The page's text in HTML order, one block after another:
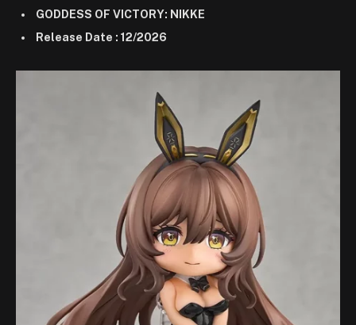
GODDESS OF VICTORY: NIKKE
Release Date : 12/2026